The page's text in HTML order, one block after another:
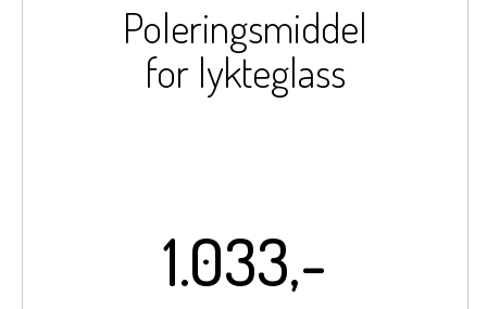
Poleringsmiddel
for lykteglass
1.033,-